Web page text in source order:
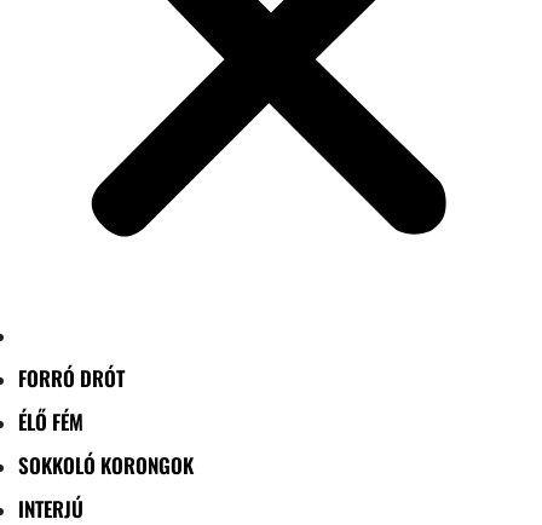
FORRÓ DRÓT
ÉLŐ FÉM
SOKKOLÓ KORONGOK
INTERJÚ